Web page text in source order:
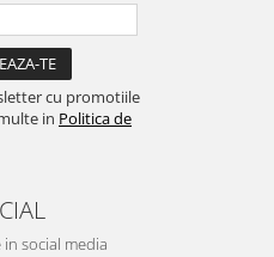
cu promotiile
in Politica de
social media